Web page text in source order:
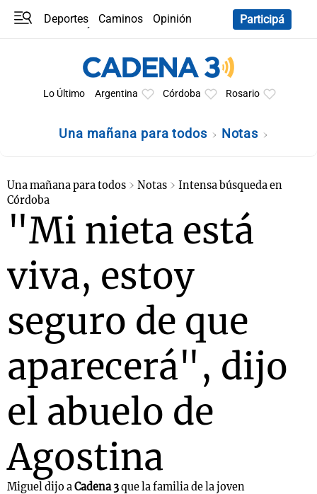
Deportes Caminos
Opinión
Participá
Lo Último Argentina Córdoba Rosario
Una mañana para todos Notas
Una mañana para todos Notas
Intensa búsqueda en
Córdoba
"Mi nieta está
viva, estoy
seguro de que
aparecerá", dijo
el abuelo de
Agostina
Miguel dijo aCadena 3que la familia de la joven